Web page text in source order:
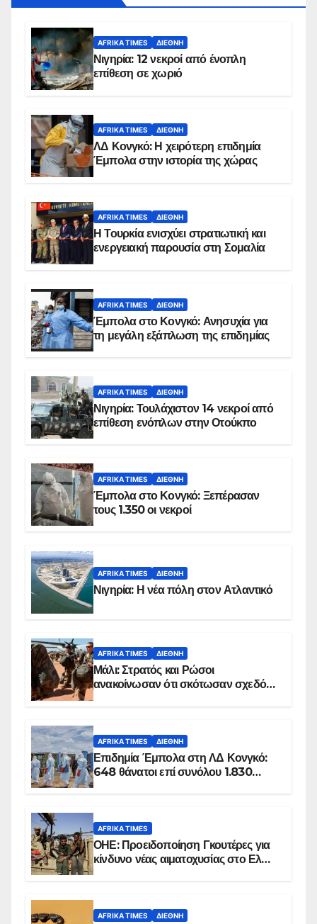
AFRIKA TIMES ΔΙΕΘΝΉ
Νιγηρία: 12 νεκροί από ένοπλη
επίθεση σε χωριό
AFRIKA TIMES ΔΙΕΘΝΉ
ΛΔ Κονγκό: Η χειρότερη επιδημία
Έμπολα στην ιστορία της χώρας
AFRIKA TIMES ΔΙΕΘΝΉ
Η Τουρκία ενισχύει στρατιωτική και
ενεργειακή παρουσία στη Σομαλία
AFRIKA TIMES ΔΙΕΘΝΉ
Έμπολα στο Κονγκό: Ανησυχία για
τη μεγάλη εξάπλωση της επιδημίας
AFRIKA TIMES ΔΙΕΘΝΉ
Νιγηρία: Τουλάχιστον 14 νεκροί από
επίθεση ενόπλων στην Οτούκπο
AFRIKA TIMES ΔΙΕΘΝΉ
Έμπολα στο Κονγκό: Ξεπέρασαν
τους 1.350 οι νεκροί
AFRIKA TIMES ΔΙΕΘΝΉ
Νιγηρία: Η νέα πόλη στον Ατλαντικό
AFRIKA TIMES ΔΙΕΘΝΉ
Μάλι: Στρατός και Ρώσοι
ανακοίνωσαν ότι σκότωσαν σχεδόν
AFRIKA TIMES ΔΙΕΘΝΉ
Επιδημία Έμπολα στη ΛΔ Κονγκό:
648 θάνατοι επί συνόλου 1.830
AFRIKA TIMES
ΟΗΕ: Προειδοποίηση Γκουτέρες για
κίνδυνο νέας αιματοχυσίας στο Ελ
AFRIKA TIMES ΔΙΕΘΝΉ